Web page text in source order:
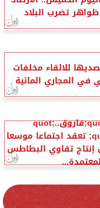
للالقاء مخلفات
المجاري المائية
برعاية quot;فاروقquot;..
quot;الزراعةquot; تعقد اجتماعا موسعا
إنتاج تقاوي البطاطس